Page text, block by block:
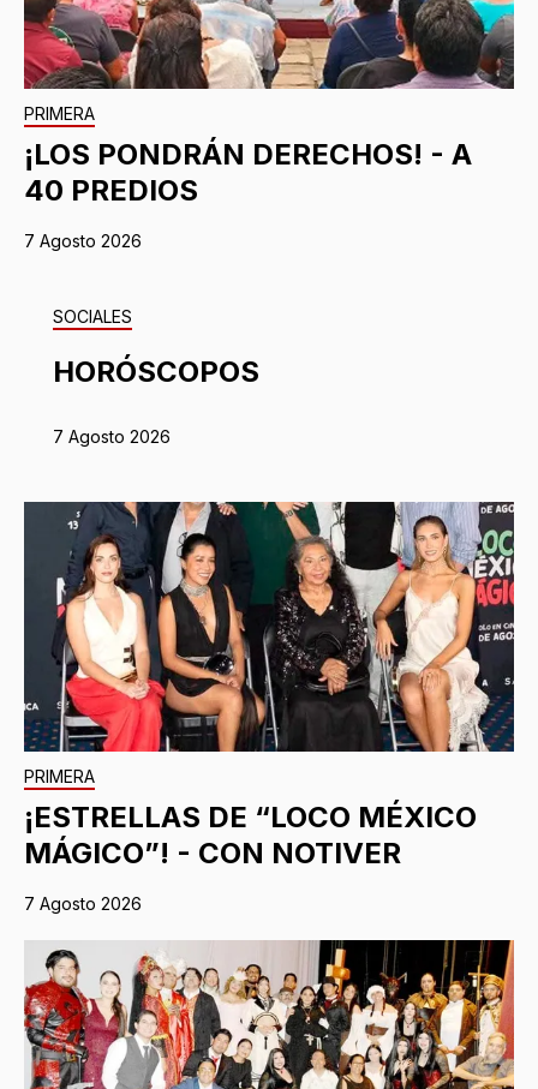
PRIMERA
¡LOS PONDRÁN DERECHOS! - A
40 PREDIOS
7 Agosto 2026
SOCIALES
HORÓSCOPOS
7 Agosto 2026
PRIMERA
¡ESTRELLAS DE “LOCO MÉXICO
MÁGICO”! - CON NOTIVER
7 Agosto 2026